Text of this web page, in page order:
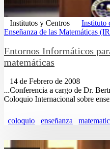
Institutos y Centros
Instituto
Enseñanza de las Matemáticas
Entornos Informáticos
matemáticas
14 de Febrero de 2008
...Conferencia a cargo de Dr.
Coloquio Internacional sobre
coloquio enseñanza